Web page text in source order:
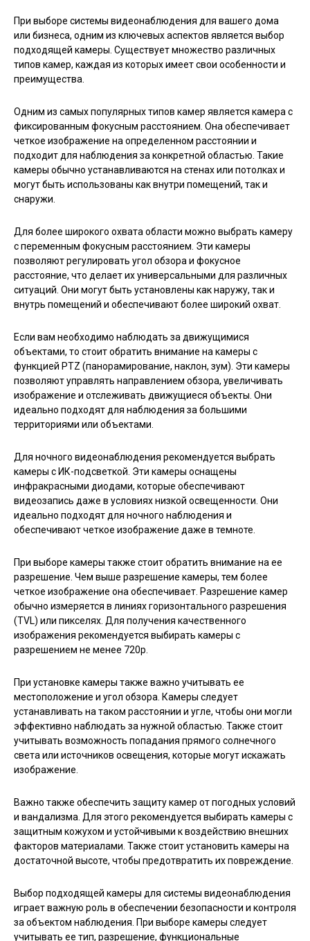
При выборе системы видеонаблюдения для вашего дома
или бизнеса, одним из ключевых аспектов является выбор
подходящей камеры. Существует множество различных
типов камер, каждая из которых имеет свои особенности и
преимущества.
Одним из самых популярных типов камер является камера с
фиксированным фокусным расстоянием. Она обеспечивает
четкое изображение на определенном расстоянии и
подходит для наблюдения за конкретной областью. Такие
камеры обычно устанавливаются на стенах или потолках и
могут быть использованы как внутри помещений, так и
снаружи.
Для более широкого охвата области можно выбрать камеру
с переменным фокусным расстоянием. Эти камеры
позволяют регулировать угол обзора и фокусное
расстояние, что делает их универсальными для различных
ситуаций. Они могут быть установлены как наружу, так и
внутрь помещений и обеспечивают более широкий охват.
Если вам необходимо наблюдать за движущимися
объектами, то стоит обратить внимание на камеры с
функцией PTZ (панорамирование, наклон, зум). Эти камеры
позволяют управлять направлением обзора, увеличивать
изображение и отслеживать движущиеся объекты. Они
идеально подходят для наблюдения за большими
территориями или объектами.
Для ночного видеонаблюдения рекомендуется выбрать
камеры с ИК-подсветкой. Эти камеры оснащены
инфракрасными диодами, которые обеспечивают
видеозапись даже в условиях низкой освещенности. Они
идеально подходят для ночного наблюдения и
обеспечивают четкое изображение даже в темноте.
При выборе камеры также стоит обратить внимание на ее
разрешение. Чем выше разрешение камеры, тем более
четкое изображение она обеспечивает. Разрешение камер
обычно измеряется в линиях горизонтального разрешения
(TVL) или пикселях. Для получения качественного
изображения рекомендуется выбирать камеры с
разрешением не менее 720p.
При установке камеры также важно учитывать ее
местоположение и угол обзора. Камеры следует
устанавливать на таком расстоянии и угле, чтобы они могли
эффективно наблюдать за нужной областью. Также стоит
учитывать возможность попадания прямого солнечного
света или источников освещения, которые могут искажать
изображение.
Важно также обеспечить защиту камер от погодных условий
и вандализма. Для этого рекомендуется выбирать камеры с
защитным кожухом и устойчивыми к воздействию внешних
факторов материалами. Также стоит установить камеры на
достаточной высоте, чтобы предотвратить их повреждение.
Выбор подходящей камеры для системы видеонаблюдения
играет важную роль в обеспечении безопасности и контроля
за объектом наблюдения. При выборе камеры следует
учитывать ее тип, разрешение, функциональные